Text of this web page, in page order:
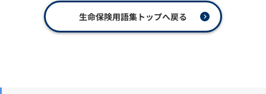
生命保険用語集トップへ戻る